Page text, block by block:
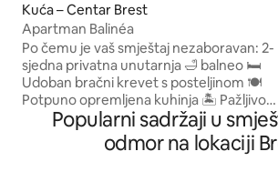
Kuća – Centar Brest
Apartman Balinéa
Po čemu je vaš smještaj nezaboravan: 2-
sjedna privatna unutarnja 🛁 balneo 🛏️
Udoban bračni krevet s posteljinom 🍽️
Potpuno opremljena kuhinja 🏝️ Pažljivo
uređeni smještaji. 🌿 Privatna vanjska
drvena terasa Široki 📺TV Uključen je 🅿️
privatni parking щ Formula za noćnu
Popularni sadržaji u
odmor na lokaciji